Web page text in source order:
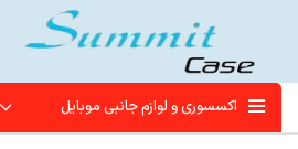
اکسسوری و لوازم جانبی موبایل